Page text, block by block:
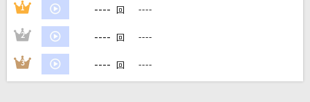
カラオケ最新情報をチェック！
1 ---- 回 ----
2 ---- 回 ----
3 ---- 回 ----